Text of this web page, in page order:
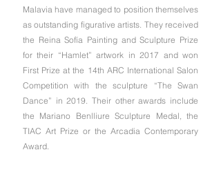
Malavia have managed to position themselves
as outstanding figurative artists. They received
the Reina Sofía Painting and Sculpture Prize
for their “Hamlet” artwork in 2017 and won
First Prize at the 14th ARC International Salon
Competition with the sculpture “The Swan
Dance” in 2019. Their other awards include
the Mariano Benlliure Sculpture Medal, the
TIAC Art Prize or the Arcadia Contemporary
Award.